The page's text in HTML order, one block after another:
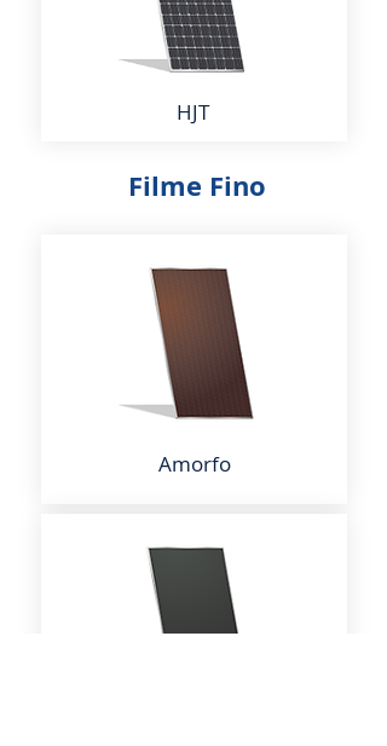
HJT
Filme Fino
Amorfo